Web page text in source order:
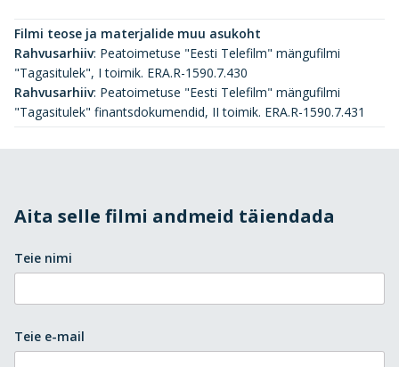
Filmi teose ja materjalide muu asukoht
Rahvusarhiiv: Peatoimetuse "Eesti Telefilm" mängufilmi
"Tagasitulek", I toimik. ERA.R-1590.7.430
Rahvusarhiiv: Peatoimetuse "Eesti Telefilm" mängufilmi
"Tagasitulek" finantsdokumendid, II toimik. ERA.R-1590.7.431
Aita selle filmi andmeid täiendada
Teie nimi
Teie e-mail